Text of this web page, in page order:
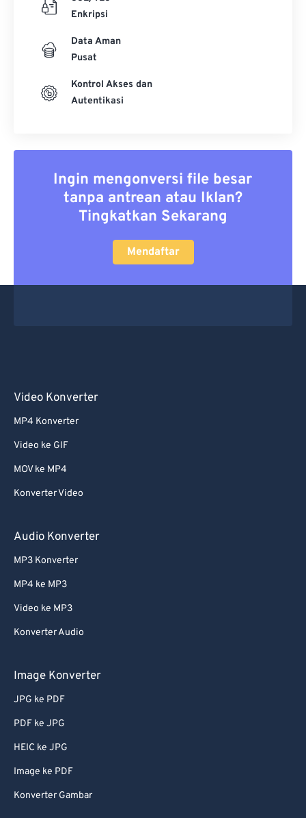
Enkripsi
Data Aman
Pusat
Kontrol Akses dan
Autentikasi
Ingin mengonversi file besar
tanpa antrean atau Iklan?
Tingkatkan Sekarang
Mendaftar
Video Konverter
MP4 Konverter
Video ke GIF
MOV ke MP4
Konverter Video
Audio Konverter
MP3 Konverter
MP4 ke MP3
Video ke MP3
Konverter Audio
Image Konverter
JPG ke PDF
PDF ke JPG
HEIC ke JPG
Image ke PDF
Konverter Gambar